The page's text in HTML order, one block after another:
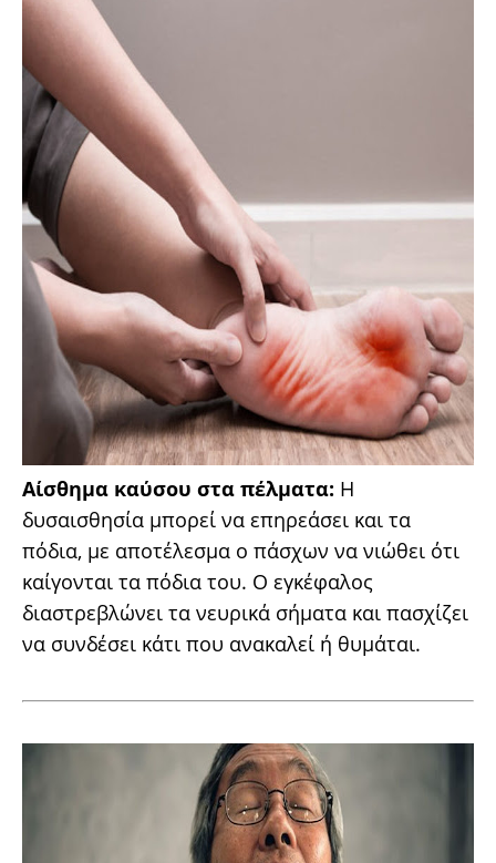
Αίσθημα καύσου στα πέλματα: Η
δυσαισθησία μπορεί να επηρεάσει και τα
πόδια, με αποτέλεσμα ο πάσχων να νιώθει ότι
καίγονται τα πόδια του. Ο εγκέφαλος
διαστρεβλώνει τα νευρικά σήματα και πασχίζει
να συνδέσει κάτι που ανακαλεί ή θυμάται.